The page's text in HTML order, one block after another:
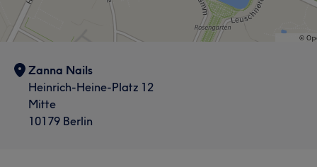
Zanna Nails
Heinrich-Heine-Platz 12
Mitte
10179 Berlin